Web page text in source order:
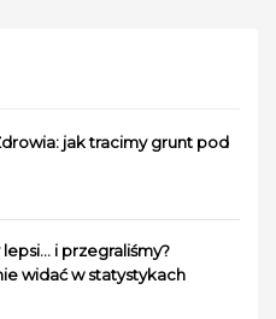
jak tracimy grunt pod
i przegraliśmy?
widać w statystykach